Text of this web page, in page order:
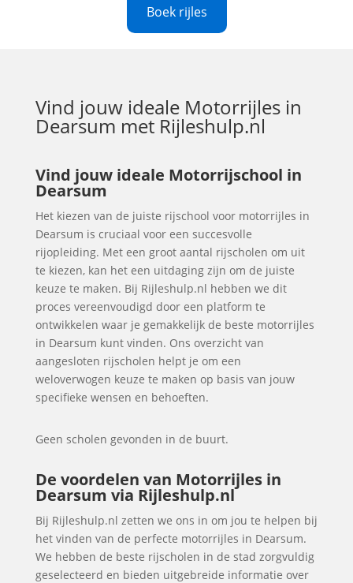
Boek rijles
Vind jouw ideale Motorrijles in
Dearsum met Rijleshulp.nl
Vind jouw ideale Motorrijschool in
Dearsum
Het kiezen van de juiste rijschool voor motorrijles in
Dearsum is cruciaal voor een succesvolle
rijopleiding. Met een groot aantal rijscholen om uit
te kiezen, kan het een uitdaging zijn om de juiste
keuze te maken. Bij Rijleshulp.nl hebben we dit
proces vereenvoudigd door een platform te
ontwikkelen waar je gemakkelijk de beste motorrijles
in Dearsum kunt vinden. Ons overzicht van
aangesloten rijscholen helpt je om een
weloverwogen keuze te maken op basis van jouw
specifieke wensen en behoeften.
Geen scholen gevonden in de buurt.
De voordelen van Motorrijles in
Dearsum via Rijleshulp.nl
Bij Rijleshulp.nl zetten we ons in om jou te helpen bij
het vinden van de perfecte motorrijles in Dearsum.
We hebben de beste rijscholen in de stad zorgvuldig
geselecteerd en bieden uitgebreide informatie over